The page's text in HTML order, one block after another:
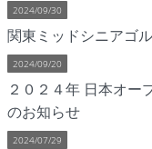
2024/09/30
関東ミッドシニアゴ
2024/09/20
２０２４年 日本オー
のお知らせ
2024/07/29